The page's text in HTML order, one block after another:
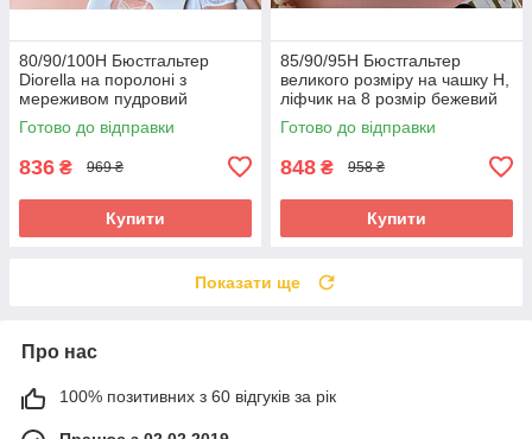
80/90/100H Бюстгальтер
Diorella на поролоні з
мереживом пудровий
Готово до відправки
836 ₴ 969 ₴
Купити
85/90/95H Бюстгальтер
великого розміру на чашку H,
ліфчик на 8 розмір бежевий
Готово до відправки
848 ₴ 958 ₴
Купити
Показати ще
Про нас
100% позитивних з 60 відгуків за рік